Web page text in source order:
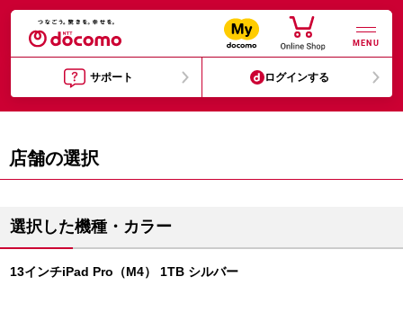
MENU
サポート ログインする
店舗の選択
選択した機種・カラー
13インチiPad Pro（M4） 1TB シルバー